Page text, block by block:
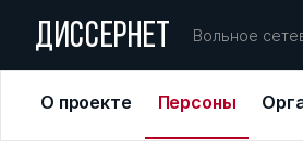
ДИССЕРНЕТ Вольное
О проекте Персоны